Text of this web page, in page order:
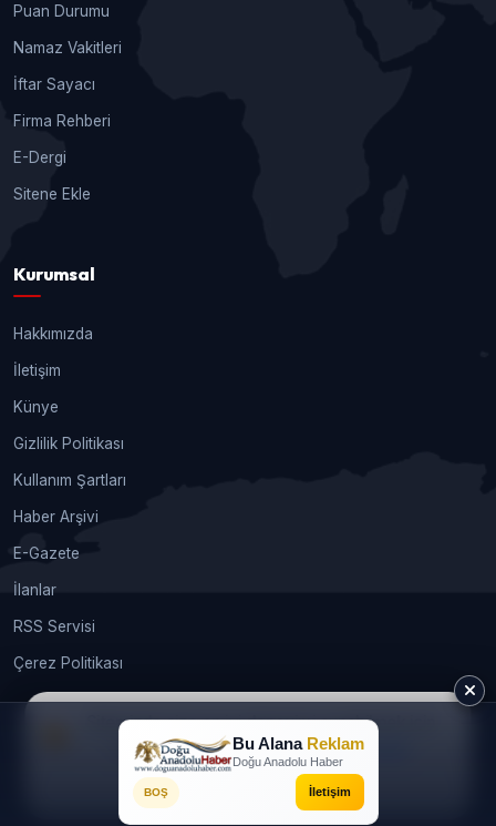
Puan Durumu
Namaz Vakitleri
İftar Sayacı
Firma Rehberi
E-Dergi
Sitene Ekle
Kurumsal
Hakkımızda
İletişim
Künye
Gizlilik Politikası
Kullanım Şartları
Haber Arşivi
E-Gazete
İlanlar
RSS Servisi
Çerez Politikası
webtasarimhizmeti.com®. Tüm hakları saklıdır.
İzin alınmadan, kaynak gösterilerek dahi kullanılamaz. |
Sitemizde size en iyi deneyimi sunabilmek için
çerezleri kullanıyoruz.Daha fazla bilgi
Bu Alana Reklam
Doğu Anadolu Haber
BOŞ İletişim